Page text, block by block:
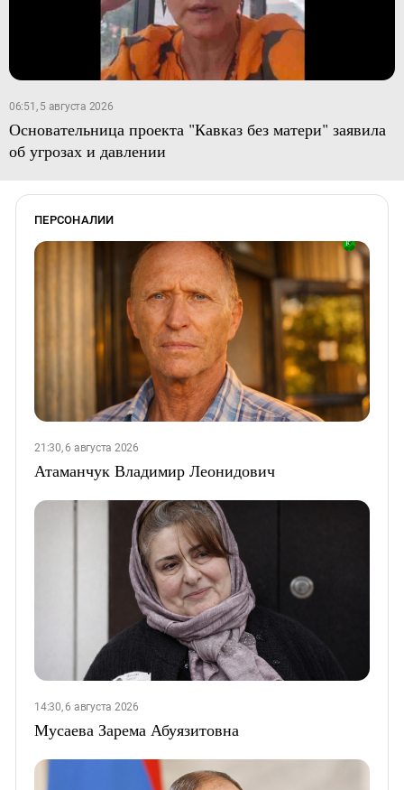
06:51, 5 августа 2026
Основательница проекта "Кавказ без матери" заявила
об угрозах и давлении
ПЕРСОНАЛИИ
21:30, 6 августа 2026
Атаманчук Владимир Леонидович
14:30, 6 августа 2026
Мусаева Зарема Абуязитовна